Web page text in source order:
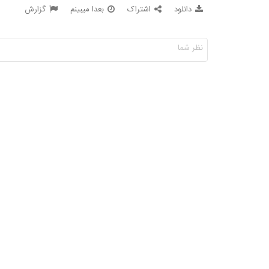
دانلود اشتراک بعدا میبینم گزارش